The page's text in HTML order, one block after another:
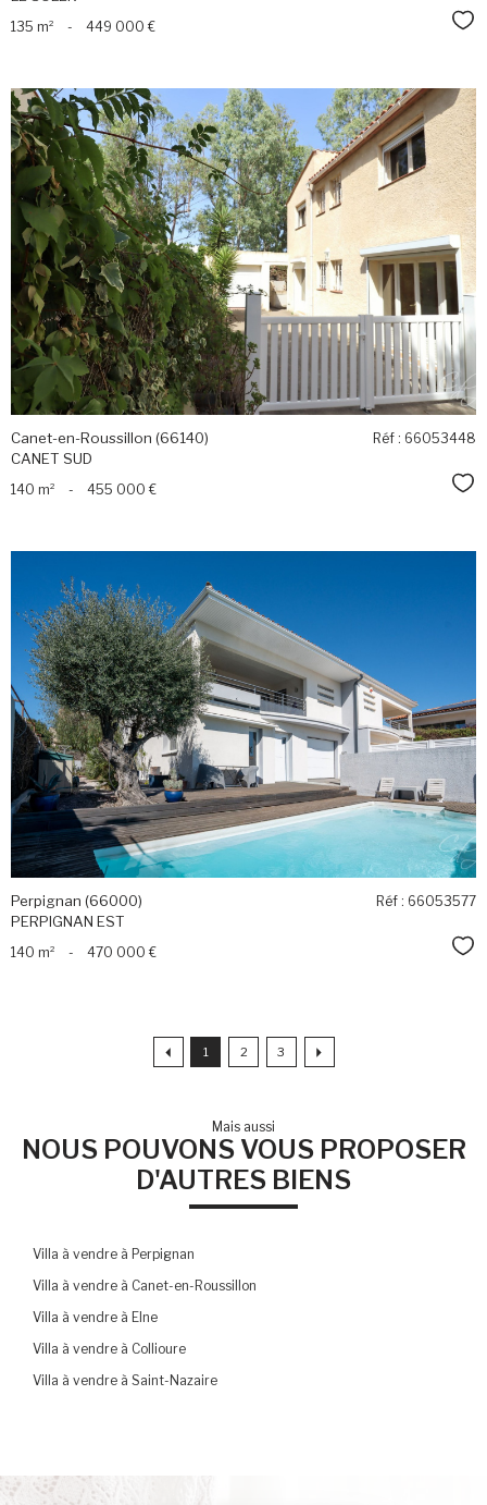
135 m² - 449 000 €
voir le
bien
Canet-en-Roussillon (66140)
CANET SUD
Réf : 66053448
140 m² - 455 000 €
voir le
bien
Perpignan (66000)
PERPIGNAN EST
Réf : 66053577
140 m² - 470 000 €
1 2 3
Mais aussi
NOUS POUVONS VOUS PROPOSER
D'AUTRES BIENS
Villa à vendre à Perpignan
Villa à vendre à Canet-en-Roussillon
Villa à vendre à Elne
Villa à vendre à Collioure
Villa à vendre à Saint-Nazaire